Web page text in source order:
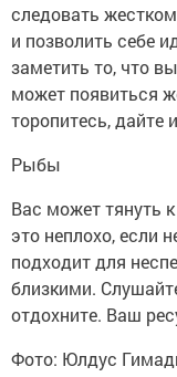
следовать
и позволить себе
заметить то, что
может появиться
торопитесь, дайте
Рыбы
Вас может тянуть
это неплохо, если
подходит для
близкими.
отдохните. Ваш
Фото: Юлдус